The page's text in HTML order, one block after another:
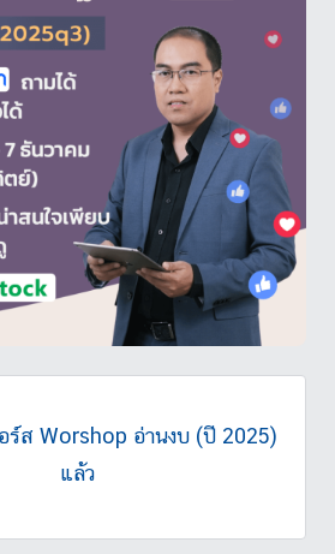
ร์ส Worshop อ่านงบ (ปี 2025)
แล้ว